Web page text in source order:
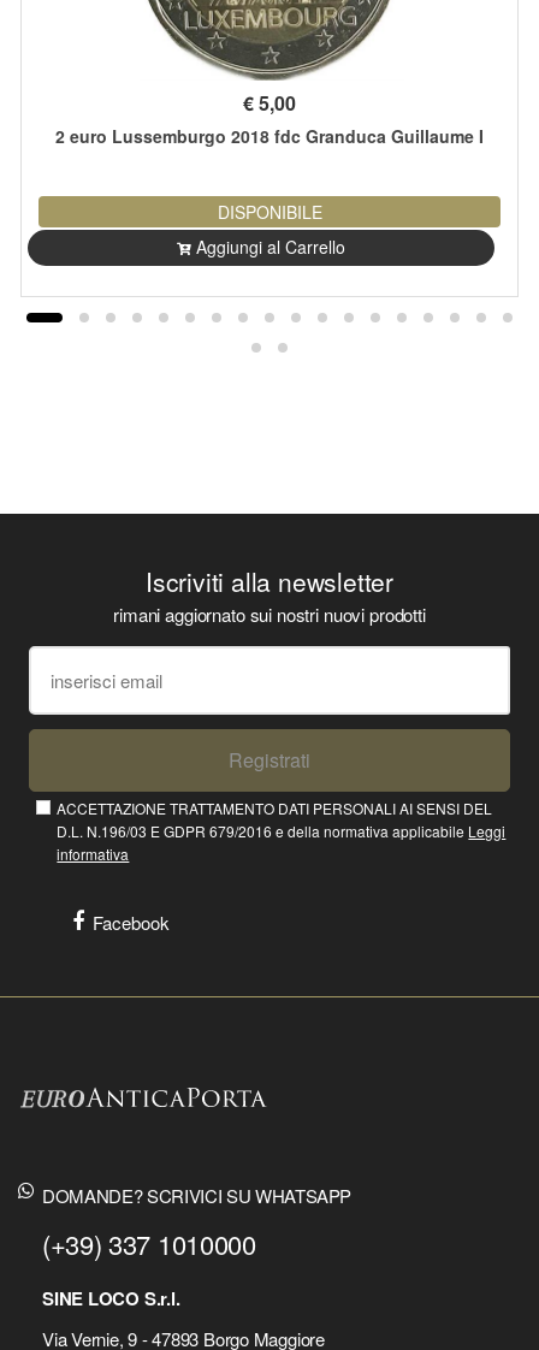
€5,00
2 euro Lussemburgo 2018 fdc Granduca Guillaume I
DISPONIBILE
Aggiungi al Carrello
Iscriviti alla newsletter
rimani aggiornato sui nostri nuovi prodotti
Registrati
ACCETTAZIONE TRATTAMENTO DATI PERSONALI AI SENSI DEL
D.L. N.196/03 E GDPR 679/2016 e della normativa applicabile Leggi
informativa
Facebook
DOMANDE? SCRIVICI SU WHATSAPP
(+39) 337 1010000
SINE LOCO S.r.l.
Via Vernie, 9 - 47893 Borgo Maggiore